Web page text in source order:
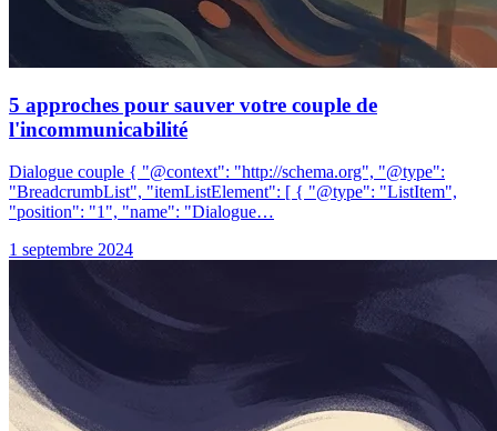
5 approches pour sauver votre couple de
l'incommunicabilité
Dialogue couple { "@context": "http://schema.org", "@type":
"BreadcrumbList", "itemListElement": [ { "@type": "ListItem",
"position": "1", "name": "Dialogue…
1 septembre 2024